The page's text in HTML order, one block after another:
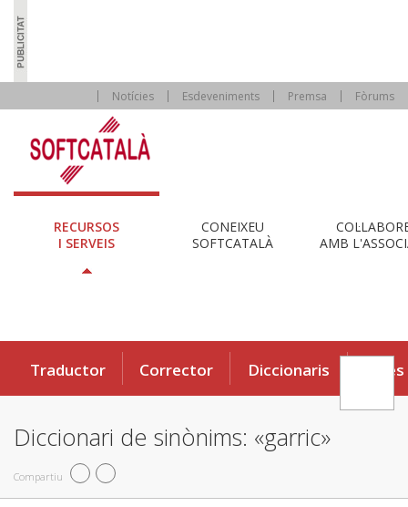
Notícies Esdeveniments Premsa Fòrums
RECURSOS
I SERVEIS
CONEIXEU
SOFTCATALÀ
AMB
Traductor Corrector Diccionaris Eines
Diccionari de sinònims: «garric»
Compartiu